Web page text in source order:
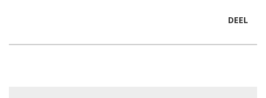
DEEL